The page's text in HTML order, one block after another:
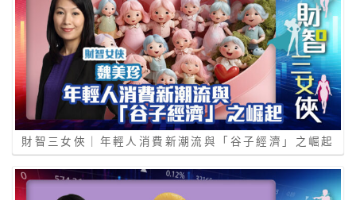
財智三女俠｜年輕人消費新潮流與「谷子經濟」之崛起